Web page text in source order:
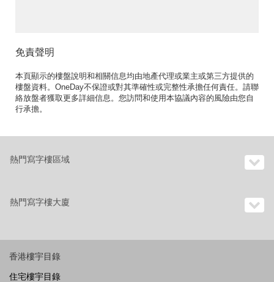
免責聲明
本頁顯示的樓盤說明和相關信息均由地產代理或業主或第三方提供的
樓盤資料。OneDay不保證或對其準確性或完整性承擔任何責任。請聯
絡放盤者獲取更多詳細信息。您訪問和使用本協議內容的風險由您自
行承擔。
熱門寫字樓區域
熱門寫字樓大廈
香港樓宇目錄
住宅樓宇目錄